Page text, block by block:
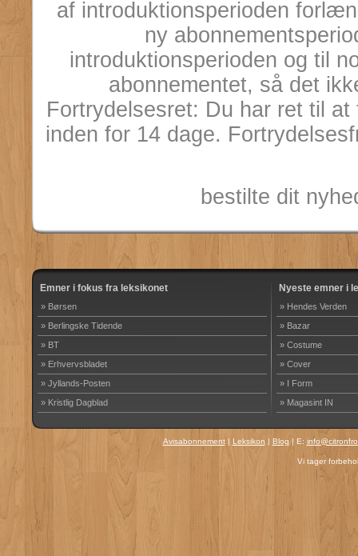
af introduktionsperioden
ny
introduktionsperioden og til
abonnementet, så det
Fortrydelsesret: Du har ret til
inden for 14 dage.
bestilte dit
Emner i fokus fra leksikonet
» Børsen
» Berlingske Tidende
» BT
» Erhvervsbladet
» Jyllands-Posten
» Kristlig Dagblad
Nyeste emner i
» Hendes Verden
» Bazar
» Costume
» Cover
» I Form
» Magasint IN
Avisabonnement| Leksikon | Blog | E:
Vi tager